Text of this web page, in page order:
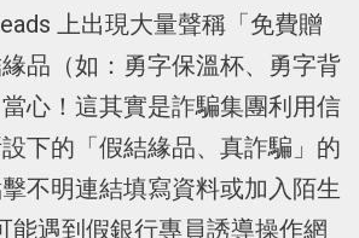
上出現大量聲稱「免費贈
品（如：勇字保溫杯、勇字背
心！這其實是詐騙集團利用信
下的「假結緣品、真詐騙」的
不明連結填寫資料或加入陌生
能遇到假銀行專員誘導操作網